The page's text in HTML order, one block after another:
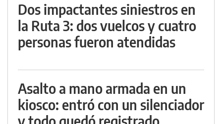
Dos impactantes siniestros en
la Ruta 3: dos vuelcos y cuatro
personas fueron atendidas
Asalto a mano armada en un
kiosco: entró con un silenciador